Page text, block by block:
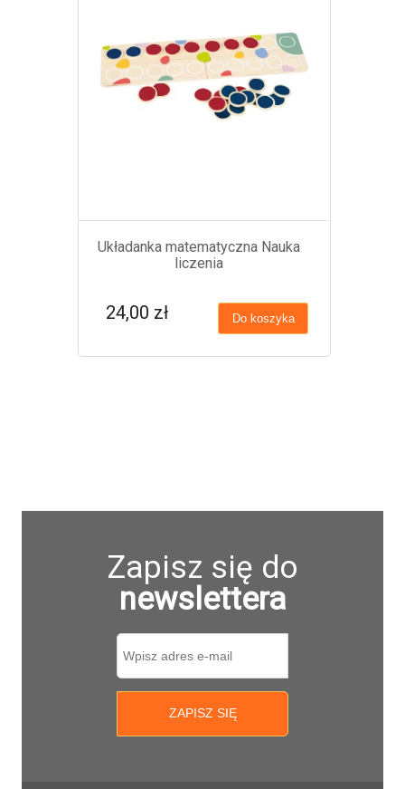
Układanka matematyczna Nauka
liczenia
24,00 zł Do koszyka
Zapisz się do
newslettera
ZAPISZ SIĘ